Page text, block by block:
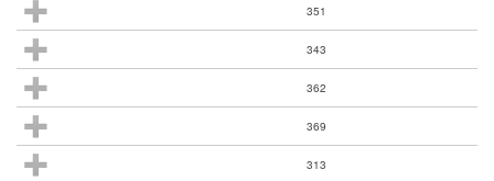
351
343
362
369
313